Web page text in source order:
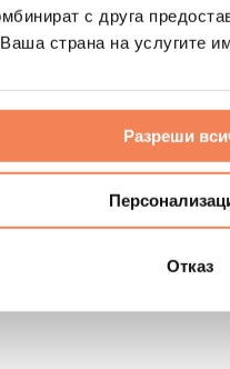
с друга
страна на услугите
Разреши
Отказ